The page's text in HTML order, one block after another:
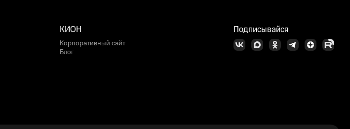
КИОН
Корпоративный сайт
Блог
Подписывайся